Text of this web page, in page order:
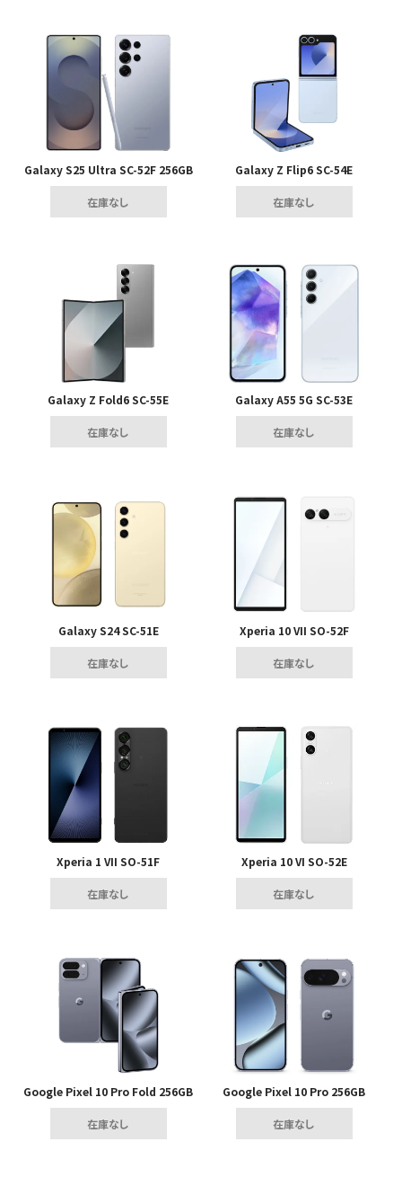
Galaxy S25 Ultra SC-52F 256GB
在庫なし
Galaxy Z Flip6 SC-54E
在庫なし
Galaxy Z Fold6 SC-55E
在庫なし
Galaxy A55 5G SC-53E
在庫なし
Galaxy S24 SC-51E
在庫なし
Xperia 10 VII SO-52F
在庫なし
Xperia 1 VII SO-51F
在庫なし
Xperia 10 VI SO-52E
在庫なし
Google Pixel 10 Pro Fold 256GB
在庫なし
Google Pixel 10 Pro 256GB
在庫なし